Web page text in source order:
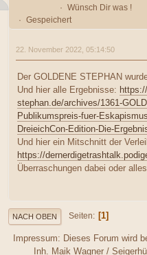
Wünsch Dir was !
Gespeichert
22. November 2022, 05:14:50
Der GOLDENE STEPHAN
Und hier alle Ergebnisse:
stephan.de/archives/1361-
Publikumspreis-fuer-
DreieichCon-Edition-Die-
Und hier ein Mitschnitt der
https://
Überraschungen dabei oder
NACH OBEN Seiten 1
Impressum: Dieses Forum wird
Inh. Maik Wagner /